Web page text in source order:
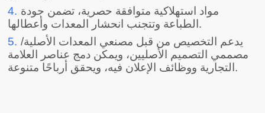
4. مواد استهلاكية متوافقة حصرية، تضمن جودة
الطباعة وتتجنب انحشار المعدات وأعطالها.
5. يدعم التخصيص من قبل مصنعي المعدات الأصلية/
مصممي التصميم الأصليين، ويمكن دمج عناصر العلامة
التجارية ووظائف الإعلان فيه، ويحقق أرباحًا متنوعة.